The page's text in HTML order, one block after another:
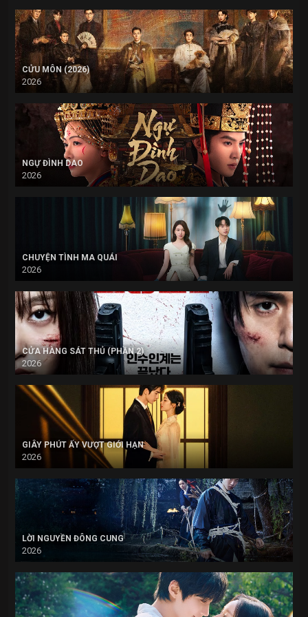
CỬU MÔN (2026)
2026
NGỰ ĐÌNH DAO
2026
CHUYỆN TÌNH MA QUÁI
2026
CỬA HÀNG SÁT THỦ (PHẦN 2)
2026
GIÂY PHÚT ẤY VƯỢT GIỚI HẠN
2026
LỜI NGUYỀN ĐÔNG CUNG
2026